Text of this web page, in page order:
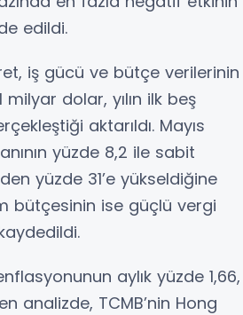
edildi.
iş gücü ve bütçe verilerinin
dolar, yılın ilk beş
aktarıldı. Mayıs
yüzde 8,2 ile sabit
yüzde 31’e yükseldiğine
bütçesinin ise güçlü vergi
aylık yüzde 1,66,
analizde, TCMB’nin Hong